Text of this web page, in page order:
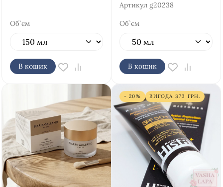
Об`єм
В кошик
Артикул g20238
Об`єм
В кошик
- 20% ВИГОДА 373 ГРН.